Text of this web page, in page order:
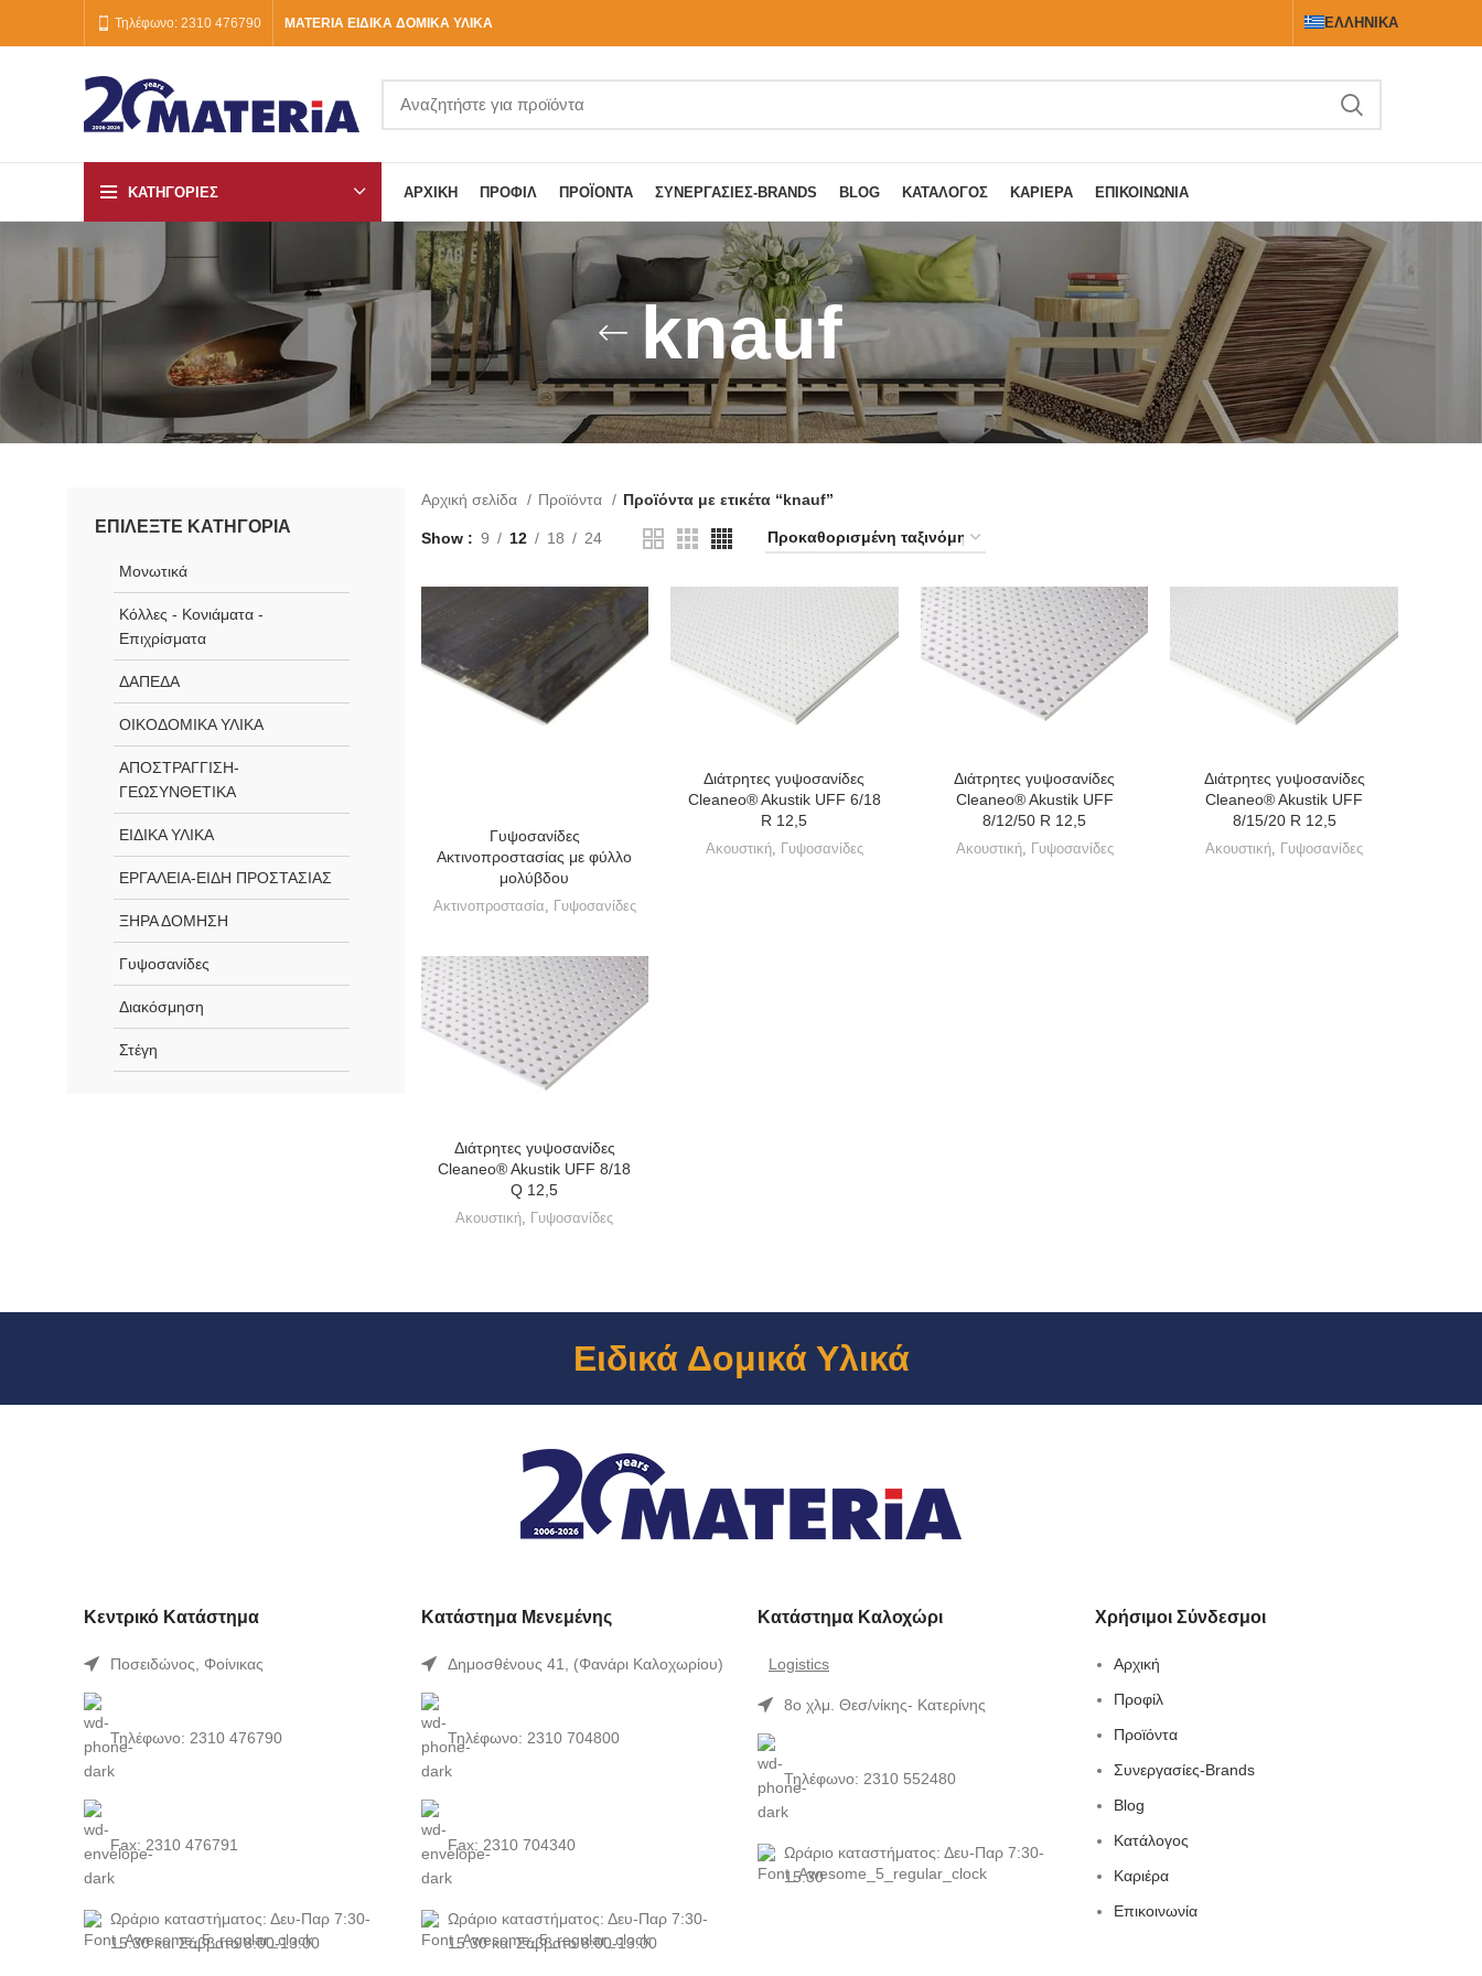
Τηλέφωνο: 2310 476790 MATERIA ΕΙΔΙΚΑ ΔΟΜΙΚΑ ΥΛΙΚΑ ΕΛΛΗΝΙΚΆ
ΚΑΤΗΓΟΡΙΕΣ ΑΡΧΙΚΉ ΠΡΟΦΊΛ ΠΡΟΪΌΝΤΑ ΣΥΝΕΡΓΑΣΊΕΣ-BRANDS BLOG ΚΑΤΆΛΟΓΟΣ ΚΑΡΙΈΡΑ ΕΠΙΚΟΙΝΩΝΊΑ
knauf
ΕΠΙΛΈΞΤΕ ΚΑΤΗΓΟΡΊΑ
Μονωτικά
Κόλλες - Κονιάματα -
Επιχρίσματα
ΔΑΠΕΔΑ
ΟΙΚΟΔΟΜΙΚΑ ΥΛΙΚΑ
ΑΠΟΣΤΡΑΓΓΙΣΗ-
ΓΕΩΣΥΝΘΕΤΙΚΑ
ΕΙΔΙΚΑ ΥΛΙΚΑ
ΕΡΓΑΛΕΙΑ-ΕΙΔΗ ΠΡΟΣΤΑΣΙΑΣ
ΞΗΡΑ ΔΟΜΗΣΗ
Γυψοσανίδες
Διακόσμηση
Στέγη
Αρχική σελίδα Προϊόντα Προϊόντα με ετικέτα “knauf”
Show 9 12 18 24
Γυψοσανίδες
Ακτινοπροστασίας με φύλλο
μολύβδου
Ακτινοπροστασία Γυψοσανίδες
Διάτρητες γυψοσανίδες
Cleaneo® Akustik UFF 6/18
R 12,5
Ακουστική, Γυψοσανίδες
Διάτρητες γυψοσανίδες
Cleaneo® Akustik UFF
8/12/50 R 12,5
Ακουστική, Γυψοσανίδες
Διάτρητες γυψοσανίδες
Cleaneo® Akustik UFF
8/15/20 R 12,5
Ακουστική, Γυψοσανίδες
Διάτρητες γυψοσανίδες
Cleaneo® Akustik UFF 8/18
Q 12,5
Ακουστική Γυψοσανίδες
Ειδικά Δομικά Υλικά
Κεντρικό Κατάστημα
Ποσειδώνος, Φοίνικας
Τηλέφωνο: 2310 476790
Fax: 2310 476791
Ωράριο καταστήματος: Δευ-Παρ 7:30-
15:30 και Σάββατο 8:00-13:00
Κατάστημα Μενεμένης
Δημοσθένους 41, (Φανάρι Καλοχωρίου)
Τηλέφωνο: 2310 704800
Fax: 2310 704340
Ωράριο καταστήματος: Δευ-Παρ 7:30-
15:30 και Σάββατο 8:00-13:00
Κατάστημα Καλοχώρι
Logistics
8ο χλμ. Θεσ/νίκης- Κατερίνης
Τηλέφωνο: 2310 552480
Ωράριο καταστήματος: Δευ-Παρ 7:30-
15:30
Χρήσιμοι Σύνδεσμοι
Αρχική
Προφίλ
Προϊόντα
Συνεργασίες-Brands
Blog
Κατάλογος
Καριέρα
Επικοινωνία